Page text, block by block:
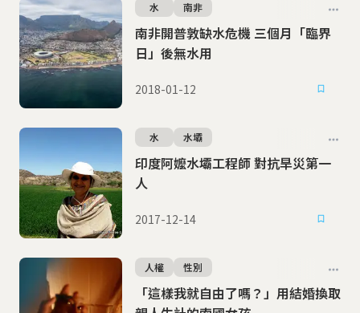
南非開普敦缺水危機 三個月「臨界
日」後無水用
水 南非
2018-01-12
印度阿嬤水壩工程師 對抗旱災第一
人
水 水壩
2017-12-14
「這樣我就自由了嗎？」用結婚換取
人權 性別